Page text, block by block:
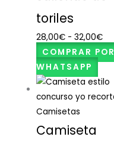
toriles
28,00€ - 32,00€
COMPRAR POR
WHATSAPP
Camisetas
Camiseta